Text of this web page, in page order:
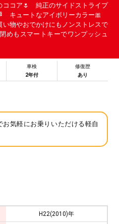
ココア🌷 純正のサイドストライプ
キュートなアイボリーカラー🎀
物やおでかけにもノンストレスで
もスマートキーでワンプッシュ
車検
2年付
修復歴
あり
お気軽にお乗りいただける軽自
H22(2010)年